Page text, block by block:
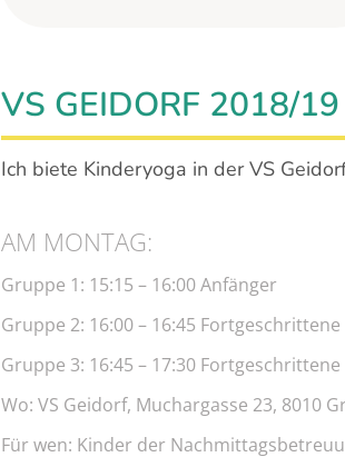
VS GEIDORF 2018/19
Ich biete Kinderyoga in der VS
AM MONTAG:
Gruppe 1: 15:15 – 16:00 Anfänger
Gruppe 2: 16:00 – 16:45 Fortgeschrittene
Gruppe 3: 16:45 – 17:30 Fortgeschrittene
Wo: VS Geidorf, Muchargasse 23, 8010
Für wen: Kinder der